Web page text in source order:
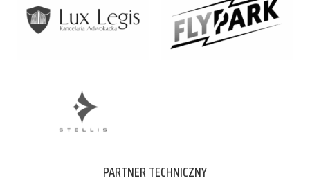
PARTNER TECHNICZNY